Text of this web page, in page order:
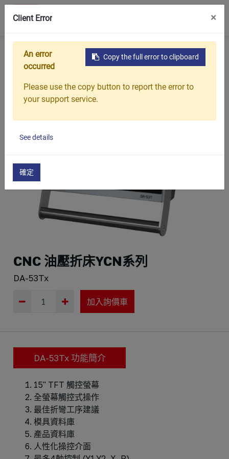
首頁 產品介紹 油壓折床 CNC 油壓折床
CNC 油壓折床YCN系列
DA-53Tx
加入詢價車
DA-53Tx 功能簡介
15" TFT 觸控螢幕
全螢幕觸控式操作
最佳折彎工序建議
模具資料庫
產品資料庫
人性化操控介面
Client Error ×
Copy the full error to clipboard
An error
occurred
Please use the copy button to report the error to
your support service.
See details
確定